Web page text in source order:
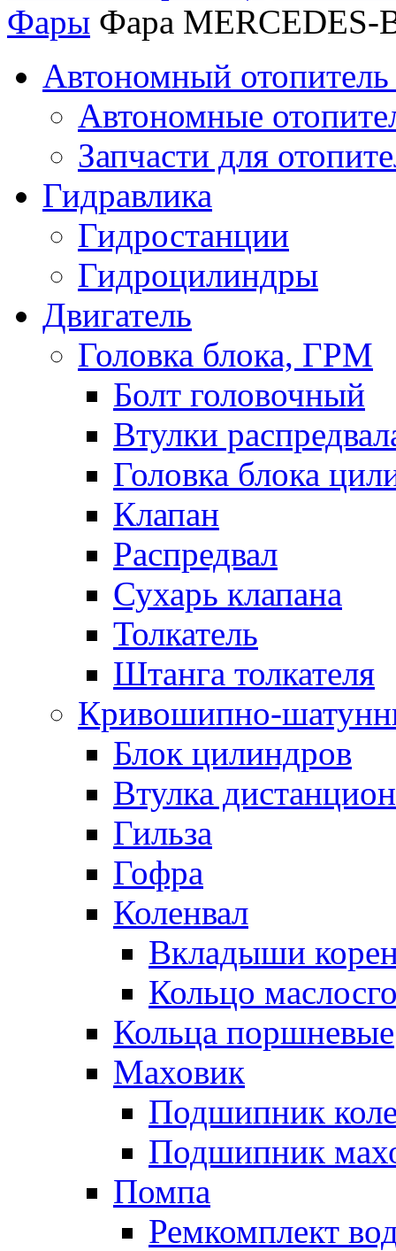
Фары Фара MERCEDES-
Автономный отопитель
Автономные
Запчасти для
Гидравлика
Гидростанции
Гидроцилиндры
Двигатель
Головка блока, ГРМ
Болт головочный
Втулки
Головка блока
Клапан
Распредвал
Сухарь клапана
Толкатель
Штанга толкателя
Кривошипно-
Блок цилиндров
Втулка
Гильза
Гофра
Коленвал
Вкладыши
Кольцо
Кольца поршневые
Маховик
Подшипник
Подшипник
Помпа
Ремкомплект